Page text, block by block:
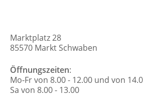
Marktplatz 28
85570 Markt Schwaben
Öffnungszeiten:
Mo-Fr von 8.00 - 12.00 und von
Sa von 8.00 - 13.00